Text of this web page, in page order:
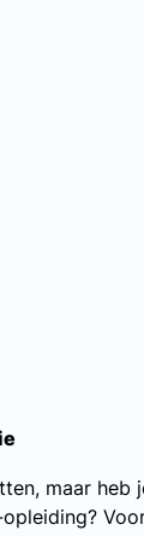
maar heb